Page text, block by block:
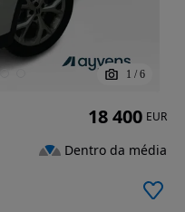
1 / 6
18 400 EUR
Dentro da média